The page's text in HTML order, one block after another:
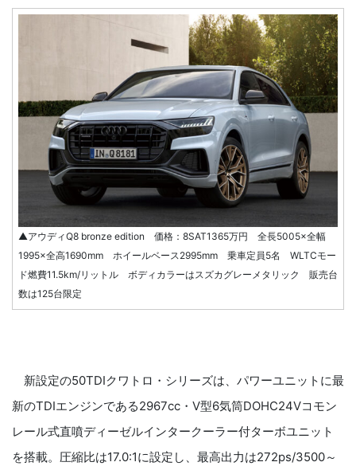
▲アウディQ8 bronze edition 価格：8SAT1365万円 全長5005×全幅
1995×全高1690mm ホイールベース2995mm 乗車定員5名 WLTCモー
ド燃費11.5km/リットル ボディカラーはスズカグレーメタリック 販売台
数は125台限定
新設定の50TDIクワトロ・シリーズは、パワーユニットに最
新のTDIエンジンである2967cc・V型6気筒DOHC24Vコモン
レール式直噴ディーゼルインタークーラー付ターボユニット
を搭載。圧縮比は17.0:1に設定し、最高出力は272ps/3500～